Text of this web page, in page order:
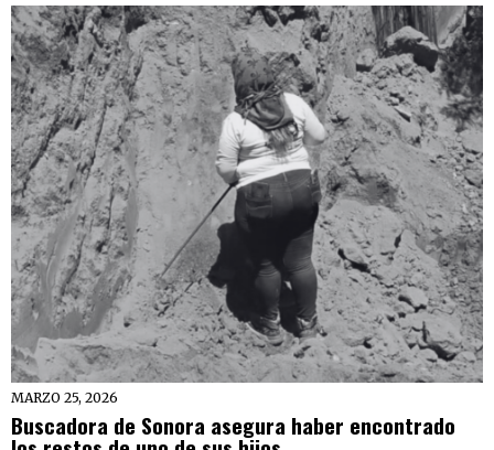
MARZO 25, 2026
Buscadora de Sonora asegura haber encontrado